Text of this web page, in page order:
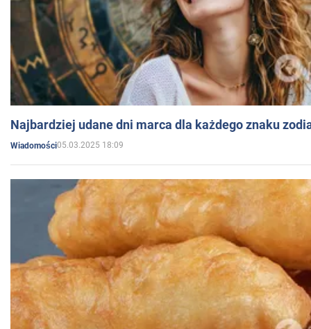
Najbardziej udane dni marca dla każdego znaku
Wiadomości05.03.2025 18:09